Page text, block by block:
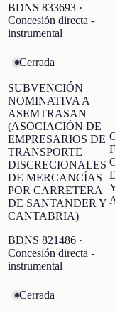
BDNS 833693 ·
Concesión directa -
instrumental
Cerrada
SUBVENCIÓN
NOMINATIVA A
ASEMTRASAN
(ASOCIACIÓN DE
EMPRESARIOS DE
TRANSPORTE
DISCRECIONALES
DE MERCANCÍAS
POR CARRETERA
DE SANTANDER Y
CANTABRIA)
BDNS 821486 ·
Concesión directa -
instrumental
Cerrada